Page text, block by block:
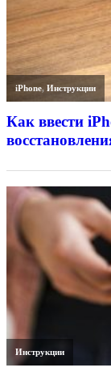
iPhone,Инструкции
Как ввести
Инструкции